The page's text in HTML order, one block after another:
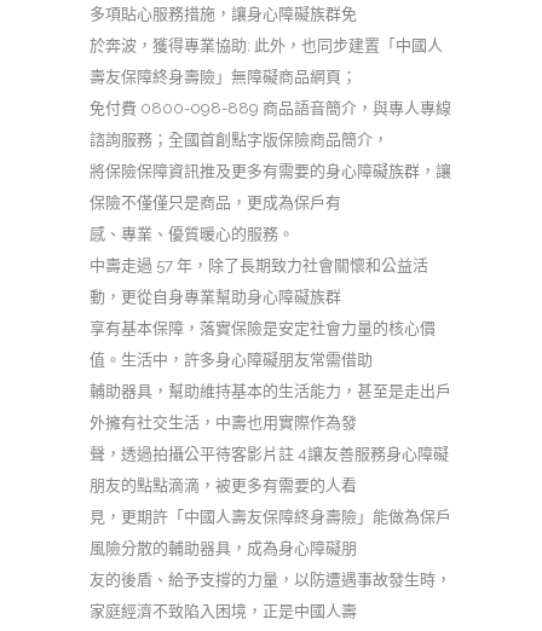
多項貼心服務措施，讓身心障礙族群免
於奔波，獲得專業協助; 此外，也同步建置「中國人
壽友保障終身壽險」無障礙商品網頁；
免付費 0800-098-889 商品語音簡介，與專人專線
諮詢服務；全國首創點字版保險商品簡介，
將保險保障資訊推及更多有需要的身心障礙族群，讓
保險不僅僅只是商品，更成為保戶有
感、專業、優質暖心的服務。
中壽走過 57 年，除了長期致力社會關懷和公益活
動，更從自身專業幫助身心障礙族群
享有基本保障，落實保險是安定社會力量的核心價
值。生活中，許多身心障礙朋友常需借助
輔助器具，幫助維持基本的生活能力，甚至是走出戶
外擁有社交生活，中壽也用實際作為發
聲，透過拍攝公平待客影片註 4讓友善服務身心障礙
朋友的點點滴滴，被更多有需要的人看
見，更期許「中國人壽友保障終身壽險」能做為保戶
風險分散的輔助器具，成為身心障礙朋
友的後盾、給予支撐的力量，以防遭遇事故發生時，
家庭經濟不致陷入困境，正是中國人壽